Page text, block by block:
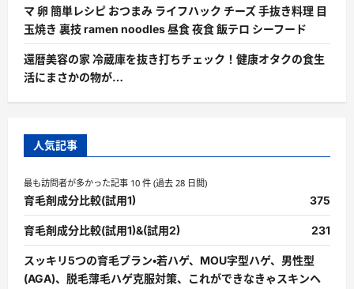
マ 卵 簡単レシピ おつまみ ライフハック チーズ 手抜き料理 目
玉焼き 裏技 ramen noodles 昼食 夜食 飯テロ シーフード
還暦美容の家 冷蔵庫を抜き打ちチェック！健康オタクの食生
活にまさかの物が…
人気記事
最も訪問者が多かった記事 10 件 (過去 28 日間)
育毛剤成分比較(試用1) 375
育毛剤成分比較(試用1)&(試用2) 231
スッキリ5つの育毛プラン・若ハゲ、MOU字型ハゲ、男性型
(AGA)、脱毛薄毛ハゲ克服対策、これができなきゃスキンヘ